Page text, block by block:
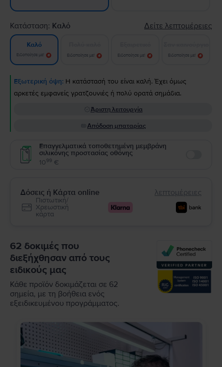
Κατάσταση: Καλό Δείτε λεπτομέρειες
Καλό
Ειδοποίησε με! Ειδοποίησε με! Ειδοποίησε με! Ειδοποίησε με!
Εξωτερική όψη: Η κατάστασή του είναι καλή. Έχει όμως
αρκετές εμφανείς γρατζουνιές ή πολύ ορατά σημάδια.
Άριστη λειτουργία
Απόδοση μπαταρίας
Επαγγελματικά τοποθετημένη μεμβράνη
σιλικόνης προστασίας οθόνης
1099 €
Δόσεις ή Κάρτα online λεπτομέρειες
Πιστωτική/
Χρεωστική
κάρτα
62 δοκιμές που
διεξήχθησαν από τους
ειδικούς μας
Κάθε προϊόν δοκιμάζεται σε 62
σημεία, με τη βοήθεια ενός
εξειδικευμένου προγράμματος.